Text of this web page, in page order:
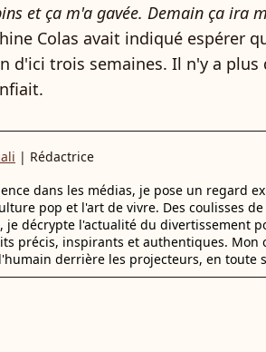
et ça m'a gavée. Demain ça ira
Colas avait indiqué espérer
d'ici trois semaines. Il n'y a plus
| Rédactrice
dans les médias, je pose un regard
pop et l'art de vivre. Des coulisses
je décrypte l'actualité du divertissement
précis, inspirants et authentiques. Mon
derrière les projecteurs, en toute